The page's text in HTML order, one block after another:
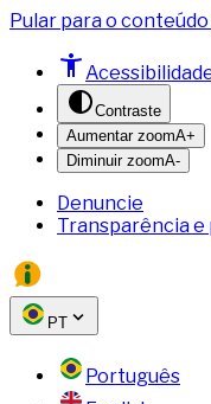
Pular para o
Contraste
Aumentar zoomA+
Diminuir zoomA-
Denuncie
Transparência
PT
Português